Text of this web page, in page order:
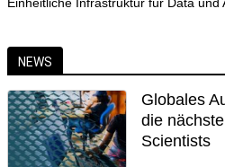
NEWS
Globales
die
Scientists